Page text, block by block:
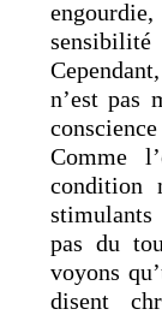
n’est pas
Comme
condition
pas du
voyons
disent